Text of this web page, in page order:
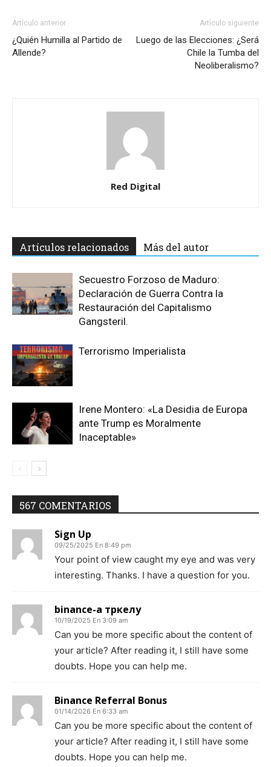
Artículo anterior
¿Quién Humilla al Partido de
Allende?
Artículo siguiente
Luego de las Elecciones: ¿Será
Chile la Tumba del
Neoliberalismo?
Red Digital
Artículos relacionados Más del autor
Secuestro Forzoso de Maduro:
Declaración de Guerra Contra la
Restauración del Capitalismo
Gangsteril.
Terrorismo Imperialista
Irene Montero: «La Desidia de Europa
ante Trump es Moralmente
Inaceptable»
567 COMENTARIOS
Sign Up
09/25/2025 En 8:49 pm
Your point of view caught my eye and was very
interesting. Thanks. I have a question for you.
binance-а тркелу
10/19/2025 En 3:09 am
Can you be more specific about the content of
your article? After reading it, I still have some
doubts. Hope you can help me.
Binance Referral Bonus
01/14/2026 En 6:33 am
Can you be more specific about the content of
your article? After reading it, I still have some
doubts. Hope you can help me.